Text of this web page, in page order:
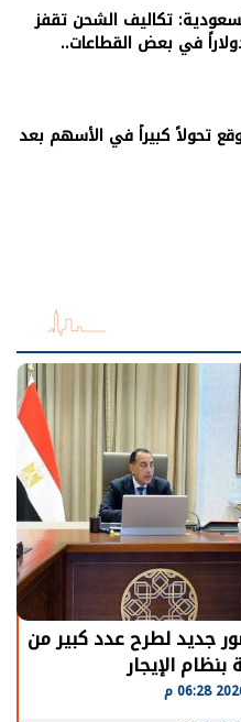
تكاليف الشحن تقفز
أكثر من 250 دولاراً في بعض القطاعات..
تحولاً كبيراً في الأسهم بعد
في قطاع الطاقة
الإنتاج الطبيعية